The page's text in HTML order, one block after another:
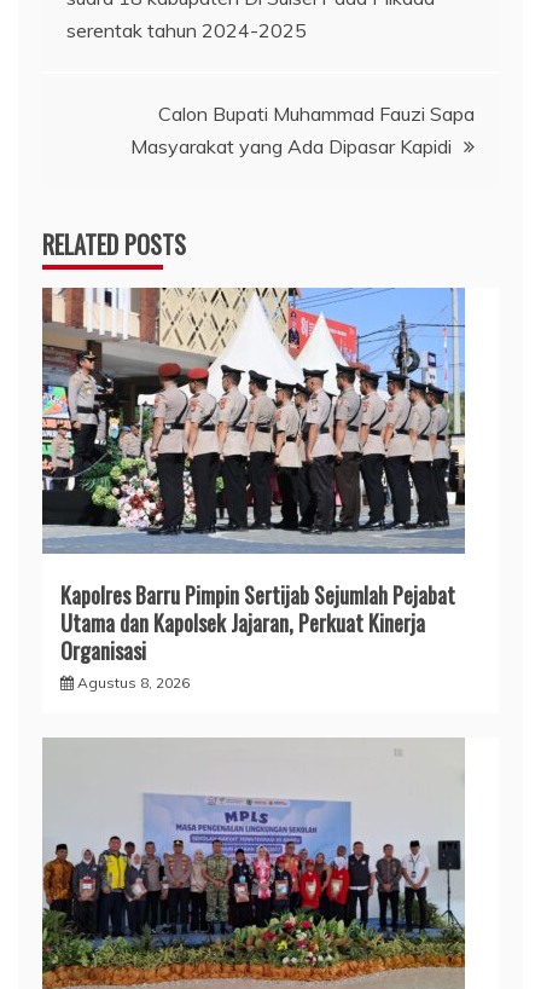
pos
serentak tahun 2024-2025
Calon Bupati Muhammad Fauzi Sapa
Masyarakat yang Ada Dipasar Kapidi
RELATED POSTS
Kapolres Barru Pimpin Sertijab Sejumlah Pejabat
Utama dan Kapolsek Jajaran, Perkuat Kinerja
Organisasi
Agustus 8, 2026